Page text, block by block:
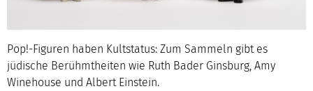
Pop!-Figuren haben Kultstatus: Zum Sammeln gibt es
jüdische Berühmtheiten wie Ruth Bader Ginsburg, Amy
Winehouse und Albert Einstein.